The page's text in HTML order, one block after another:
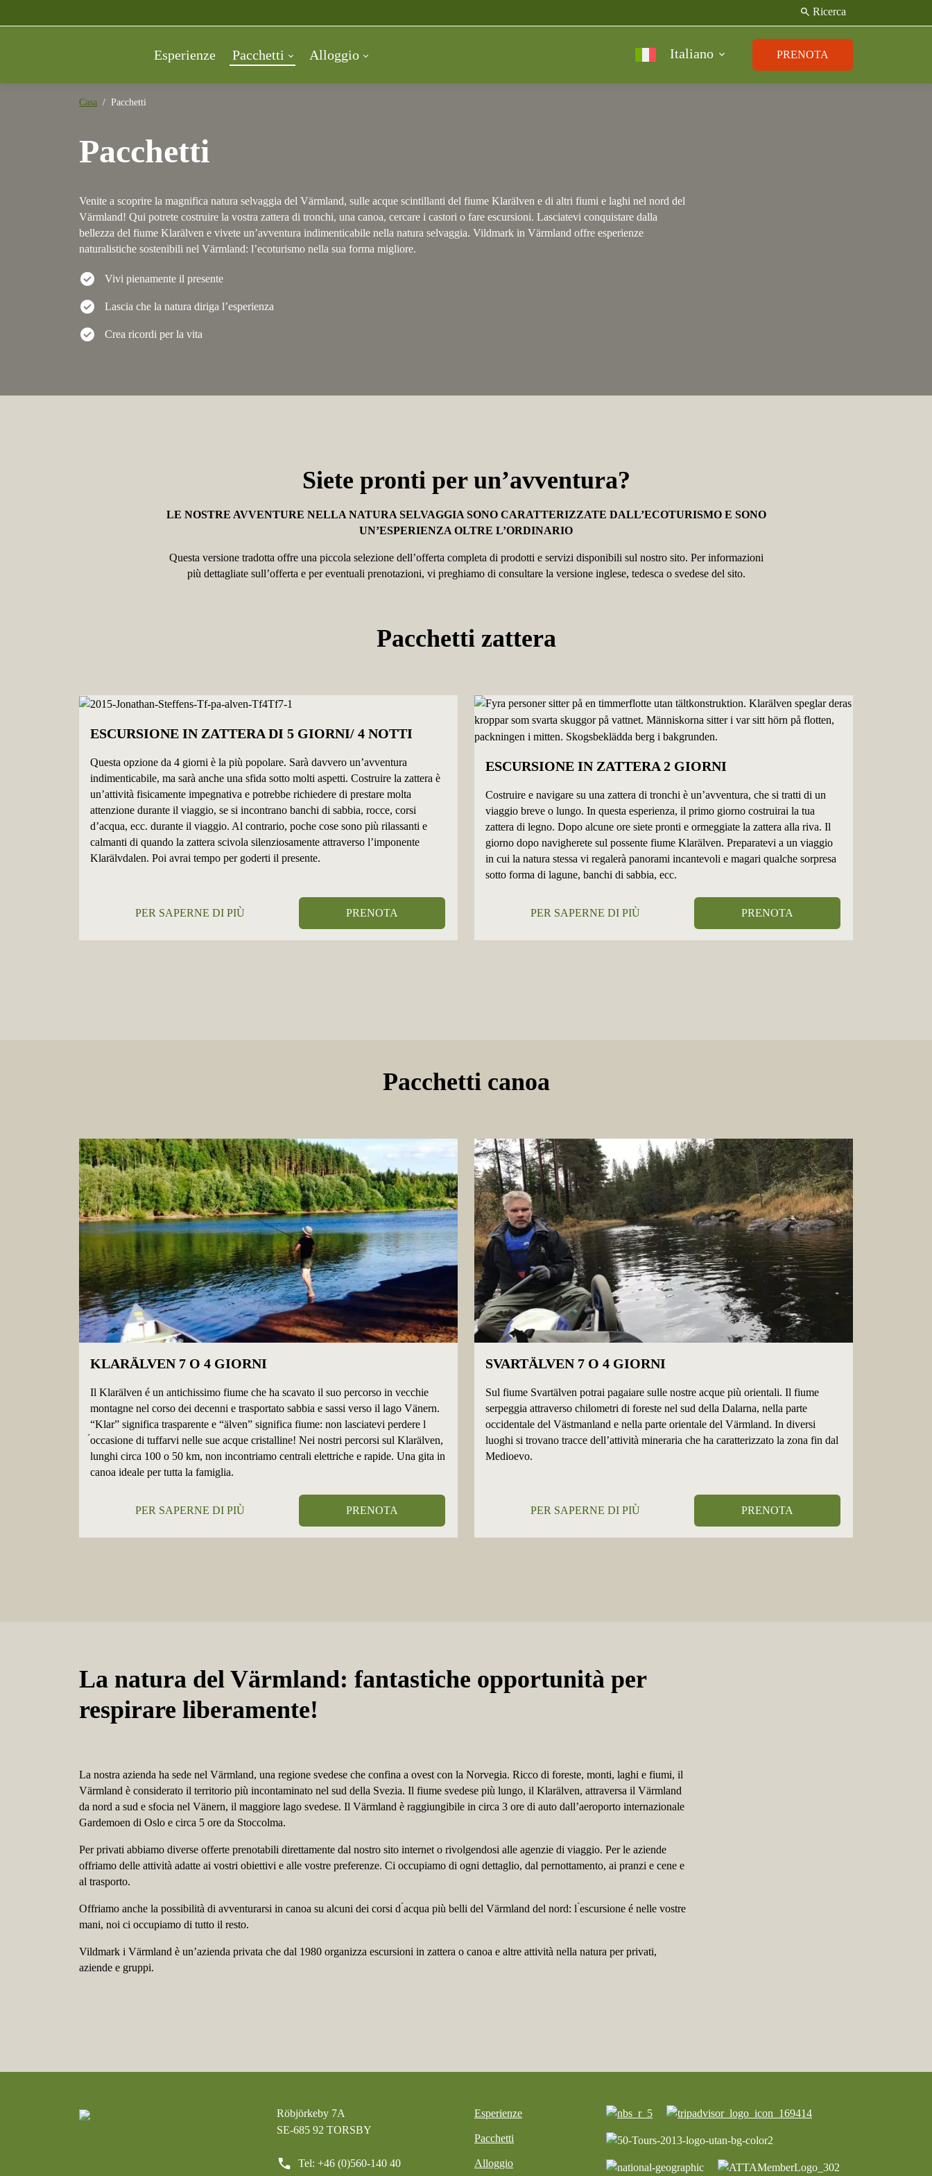
search Ricerca
Esperienze Pacchetti Alloggio Italiano PRENOTA
Casa Pacchetti
Pacchetti
Venite a scoprire la magnifica natura selvaggia del Värmland, sulle acque scintillanti del fiume Klarälven e di altri fiumi e laghi nel nord del
Värmland! Qui potrete costruire la vostra zattera di tronchi, una canoa, cercare i castori o fare escursioni. Lasciatevi conquistare dalla
bellezza del fiume Klarälven e vivete un’avventura indimenticabile nella natura selvaggia. Vildmark in Värmland offre esperienze
naturalistiche sostenibili nel Värmland: l’ecoturismo nella sua forma migliore.
check_circle Vivi pienamente il presente
check_circle Lascia che la natura diriga l’esperienza
check_circle Crea ricordi per la vita
Siete pronti per un’avventura?
LE NOSTRE AVVENTURE NELLA NATURA SELVAGGIA SONO CARATTERIZZATE DALL’ECOTURISMO E SONO
UN’ESPERIENZA OLTRE L’ORDINARIO
Questa versione tradotta offre una piccola selezione dell’offerta completa di prodotti e servizi disponibili sul nostro sito. Per informazioni
più dettagliate sull’offerta e per eventuali prenotazioni, vi preghiamo di consultare la versione inglese, tedesca o svedese del sito.
Pacchetti zattera
ESCURSIONE IN ZATTERA DI 5 GIORNI/ 4 NOTTI
Questa opzione da 4 giorni è la più popolare. Sarà davvero un’avventura
indimenticabile, ma sarà anche una sfida sotto molti aspetti. Costruire la zattera è
un’attività fisicamente impegnativa e potrebbe richiedere di prestare molta
attenzione durante il viaggio, se si incontrano banchi di sabbia, rocce, corsi
d’acqua, ecc. durante il viaggio. Al contrario, poche cose sono più rilassanti e
calmanti di quando la zattera scivola silenziosamente attraverso l’imponente
Klarälvdalen. Poi avrai tempo per goderti il ​​presente.
PER SAPERNE DI PIÙ PRENOTA
ESCURSIONE IN ZATTERA 2 GIORNI
Costruire e navigare su una zattera di tronchi è un’avventura, che si tratti di un
viaggio breve o lungo. In questa esperienza, il primo giorno costruirai la tua
zattera di legno. Dopo alcune ore siete pronti e ormeggiate la zattera alla riva. Il
giorno dopo navigherete sul possente fiume Klarälven. Preparatevi a un viaggio
in cui la natura stessa vi regalerà panorami incantevoli e magari qualche sorpresa
sotto forma di lagune, banchi di sabbia, ecc.
PER SAPERNE DI PIÙ PRENOTA
Pacchetti canoa
KLARÄLVEN 7 O 4 GIORNI
Il Klarälven é un antichissimo fiume che ha scavato il suo percorso in vecchie
montagne nel corso dei decenni e trasportato sabbia e sassi verso il lago Vänern.
“Klar” significa trasparente e “älven” significa fiume: non lasciatevi perdere l
́occasione di tuffarvi nelle sue acque cristalline! Nei nostri percorsi sul Klarälven,
lunghi circa 100 o 50 km, non incontriamo centrali elettriche e rapide. Una gita in
canoa ideale per tutta la famiglia.
PER SAPERNE DI PIÙ PRENOTA
SVARTÄLVEN 7 O 4 GIORNI
Sul fiume Svartälven potrai pagaiare sulle nostre acque più orientali. Il fiume
serpeggia attraverso chilometri di foreste nel sud della Dalarna, nella parte
occidentale del Västmanland e nella parte orientale del Värmland. In diversi
luoghi si trovano tracce dell’attività mineraria che ha caratterizzato la zona fin dal
Medioevo.
PER SAPERNE DI PIÙ PRENOTA
La natura del Värmland: fantastiche opportunità per
respirare liberamente!
La nostra azienda ha sede nel Värmland, una regione svedese che confina a ovest con la Norvegia. Ricco di foreste, monti, laghi e fiumi, il
Värmland è considerato il territorio più incontaminato nel sud della Svezia. Il fiume svedese più lungo, il Klarälven, attraversa il Värmland
da nord a sud e sfocia nel Vänern, il maggiore lago svedese. Il Värmland è raggiungibile in circa 3 ore di auto dall’aeroporto internazionale
Gardemoen di Oslo e circa 5 ore da Stoccolma.
Per privati abbiamo diverse offerte prenotabili direttamente dal nostro sito internet o rivolgendosi alle agenzie di viaggio. Per le aziende
offriamo delle attività adatte ai vostri obiettivi e alle vostre preferenze. Ci occupiamo di ogni dettaglio, dal pernottamento, ai pranzi e cene e
al trasporto.
Offriamo anche la possibilità di avventurarsi in canoa su alcuni dei corsi d ́acqua più belli del Värmland del nord: l ́escursione é nelle vostre
mani, noi ci occupiamo di tutto il resto.
Vildmark i Värmland è un’azienda privata che dal 1980 organizza escursioni in zattera o canoa e altre attività nella natura per privati,
aziende e gruppi.
Röbjörkeby 7A
SE-685 92 TORSBY
call Tel: +46 (0)560-140 40
Esperienze
Pacchetti
Alloggio